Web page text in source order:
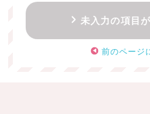
・お問い合わせに対する回答及び資
・当社のお客様向けサービスの提供
・本人確認
・サービスの開発・改善のための分
未入力の項目
前のページ